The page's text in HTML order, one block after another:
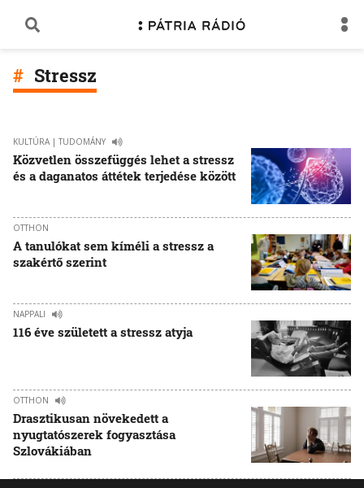
Stressz
KULTÚRA | TUDOMÁNY
Közvetlen összefüggés lehet a stressz
és a daganatos áttétek terjedése között
OTTHON
A tanulókat sem kíméli a stressz a
szakértő szerint
NAPPALI
116 éve született a stressz atyja
OTTHON
Drasztikusan növekedett a
nyugtatószerek fogyasztása
Szlovákiában